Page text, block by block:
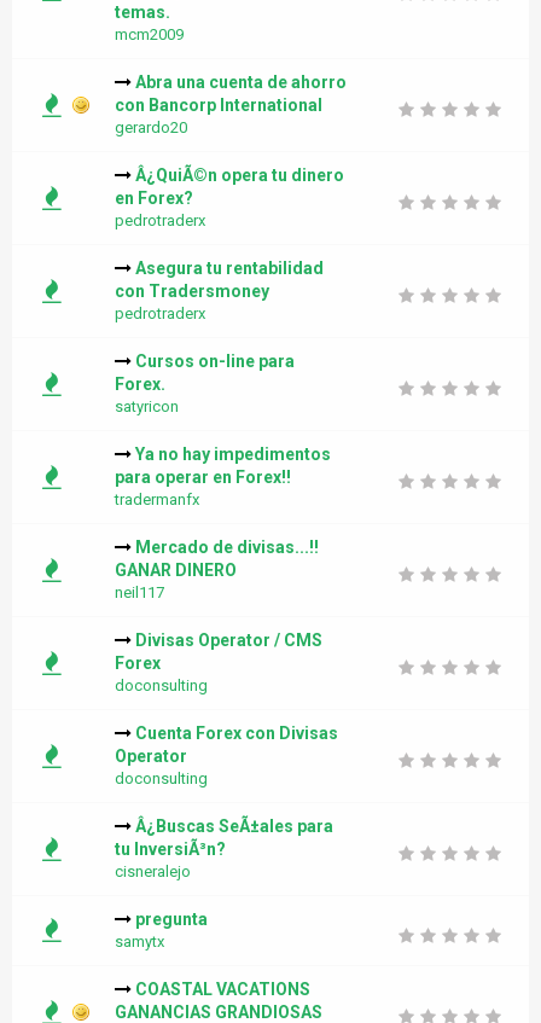
temas.
mcm2009
Abra una cuenta de ahorro
con Bancorp International
gerardo20
Â¿QuiÃ©n opera tu dinero
en Forex?
pedrotraderx
Asegura tu rentabilidad
con Tradersmoney
pedrotraderx
Cursos on-line para
Forex.
satyricon
Ya no hay impedimentos
para operar en Forex!!
tradermanfx
Mercado de divisas...!!
GANAR DINERO
neil117
Divisas Operator / CMS
Forex
doconsulting
Cuenta Forex con Divisas
Operator
doconsulting
Â¿Buscas SeÃ±ales para
tu InversiÃ³n?
cisneralejo
pregunta
samytx
COASTAL VACATIONS
GANANCIAS GRANDIOSAS